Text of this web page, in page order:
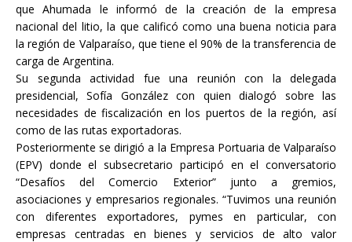
que Ahumada le informó de la creación de la empresa
nacional del litio, la que calificó como una buena noticia para
la región de Valparaíso, que tiene el 90% de la transferencia de
carga de Argentina.
Su segunda actividad fue una reunión con la delegada
presidencial, Sofía González con quien dialogó sobre las
necesidades de fiscalización en los puertos de la región, así
como de las rutas exportadoras.
Posteriormente se dirigió a la Empresa Portuaria de Valparaíso
(EPV) donde el subsecretario participó en el conversatorio
“Desafíos del Comercio Exterior” junto a gremios,
asociaciones y empresarios regionales. “Tuvimos una reunión
con diferentes exportadores, pymes en particular, con
empresas centradas en bienes y servicios de alto valor